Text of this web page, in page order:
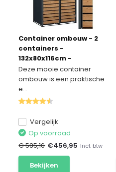
Container ombouw - 2
containers -
132x80x116cm -
antraciet houtlook
Deze mooie container
ombouw is een praktische
e...
Vergelijk
Op voorraad
€ 585,16 €456,95 Incl. btw
Bekijken